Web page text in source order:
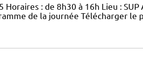
Horaires : de 8h30 à 16h Lieu :
de la journée Télécharger le